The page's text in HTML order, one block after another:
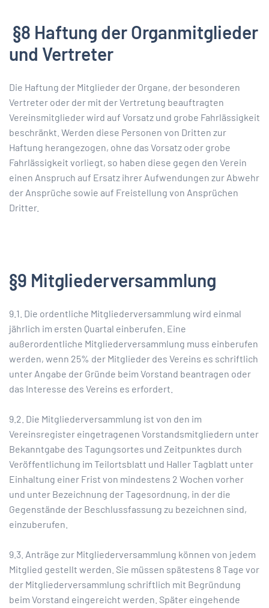
§8 Haftung der Organmitglieder
und Vertreter
Die Haftung der Mitglieder der Organe, der besonderen
Vertreter oder der mit der Vertretung beauftragten
Vereinsmitglieder wird auf Vorsatz und grobe Fahrlässigkeit
beschränkt. Werden diese Personen von Dritten zur
Haftung herangezogen, ohne das Vorsatz oder grobe
Fahrlässigkeit vorliegt, so haben diese gegen den Verein
einen Anspruch auf Ersatz ihrer Aufwendungen zur Abwehr
der Ansprüche sowie auf Freistellung von Ansprüchen
Dritter.
§9 Mitgliederversammlung
9.1. Die ordentliche Mitgliederversammlung wird einmal
jährlich im ersten Quartal einberufen. Eine
außerordentliche Mitgliederversammlung muss einberufen
werden, wenn 25% der Mitglieder des Vereins es schriftlich
unter Angabe der Gründe beim Vorstand beantragen oder
das Interesse des Vereins es erfordert.
9.2. Die Mitgliederversammlung ist von den im
Vereinsregister eingetragenen Vorstandsmitgliedern unter
Bekanntgabe des Tagungsortes und Zeitpunktes durch
Veröffentlichung im Teilortsblatt und Haller Tagblatt unter
Einhaltung einer Frist von mindestens 2 Wochen vorher
und unter Bezeichnung der Tagesordnung, in der die
Gegenstände der Beschlussfassung zu bezeichnen sind,
einzuberufen.
9.3. Anträge zur Mitgliederversammlung können von jedem
Mitglied gestellt werden. Sie müssen spätestens 8 Tage vor
der Mitgliederversammlung schriftlich mit Begründung
beim Vorstand eingereicht werden. Später eingehende